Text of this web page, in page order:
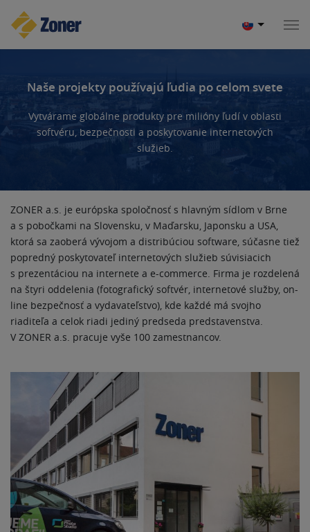
Naše projekty používajú ľudia po celom svete
Vytvárame globálne produkty pre milióny ľudí v oblasti
softvéru, bezpečnosti a poskytovanie internetových
služieb.
ZONER a.s. je európska spoločnosť s hlavným sídlom v Brne
a s pobočkami na Slovensku, v Maďarsku, Japonsku a USA,
ktorá sa zaoberá vývojom a distribúciou software, súčasne tiež
popredný poskytovateľ internetových služieb súvisiacich
s prezentáciou na internete a e-commerce. Firma je rozdelená
na štyri oddelenia (fotografický softvér, internetové služby, on-
line bezpečnosť a vydavateľstvo), kde každé má svojho
riaditeľa a celok riadi jediný predseda predstavenstva.
V ZONER a.s. pracuje vyše 100 zamestnancov.